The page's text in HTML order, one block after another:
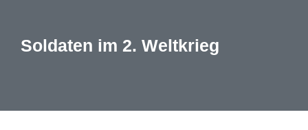
Soldaten im 2. Weltkrieg